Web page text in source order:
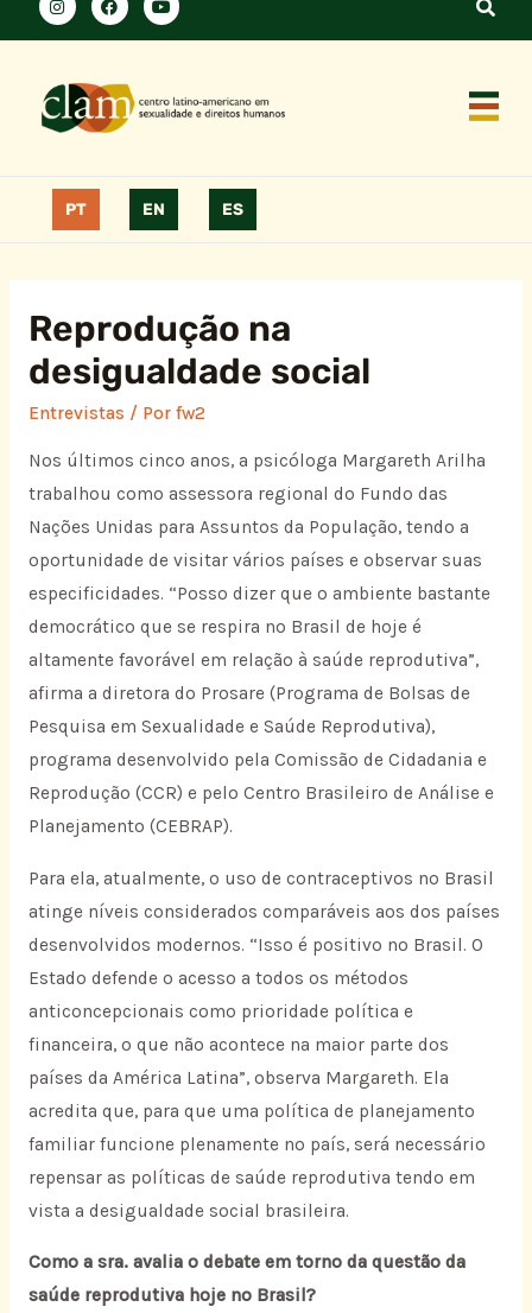
PT EN ES
Reprodução na
desigualdade social
Entrevistas / Por fw2
Nos últimos cinco anos, a psicóloga Margareth Arilha
trabalhou como assessora regional do Fundo das
Nações Unidas para Assuntos da População, tendo a
oportunidade de visitar vários países e observar suas
especificidades. “Posso dizer que o ambiente bastante
democrático que se respira no Brasil de hoje é
altamente favorável em relação à saúde reprodutiva”,
afirma a diretora do Prosare (Programa de Bolsas de
Pesquisa em Sexualidade e Saúde Reprodutiva),
programa desenvolvido pela Comissão de Cidadania e
Reprodução (CCR) e pelo Centro Brasileiro de Análise e
Planejamento (CEBRAP).
Para ela, atualmente, o uso de contraceptivos no Brasil
atinge níveis considerados comparáveis aos dos países
desenvolvidos modernos. “Isso é positivo no Brasil. O
Estado defende o acesso a todos os métodos
anticoncepcionais como prioridade política e
financeira, o que não acontece na maior parte dos
países da América Latina”, observa Margareth. Ela
acredita que, para que uma política de planejamento
familiar funcione plenamente no país, será necessário
repensar as políticas de saúde reprodutiva tendo em
vista a desigualdade social brasileira.
Como a sra. avalia o debate em torno da questão da
saúde reprodutiva hoje no Brasil?